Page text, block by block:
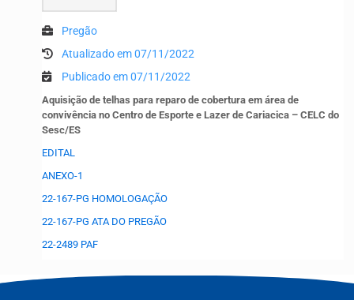
Pregão
Atualizado em 07/11/2022
Publicado em 07/11/2022
Aquisição de telhas para reparo de cobertura em área de
convivência no Centro de Esporte e Lazer de Cariacica – CELC do
Sesc/ES
EDITAL
ANEXO-1
22-167-PG HOMOLOGAÇÃO
22-167-PG ATA DO PREGÃO
22-2489 PAF